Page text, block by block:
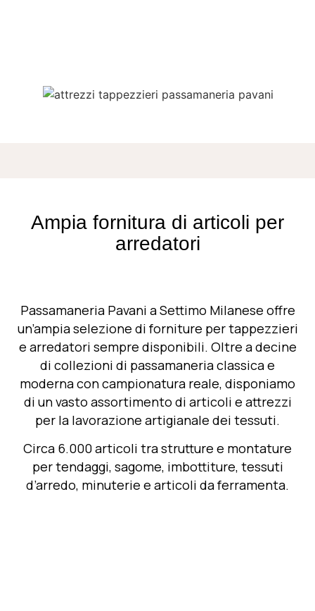
Ampia fornitura di articoli per
arredatori
Passamaneria Pavani a Settimo Milanese offre
un’ampia selezione di forniture per tappezzieri
e arredatori sempre disponibili. Oltre a decine
di collezioni di passamaneria classica e
moderna con campionatura reale, disponiamo
di un vasto assortimento di articoli e attrezzi
per la lavorazione artigianale dei tessuti.
Circa 6.000 articoli tra strutture e montature
per tendaggi, sagome, imbottiture, tessuti
d’arredo, minuterie e articoli da ferramenta.